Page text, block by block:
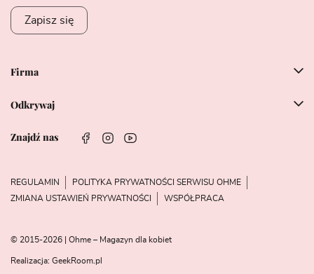
Firma
Odkrywaj
Znajdź nas
Zapisz się
REGULAMIN
POLITYKA PRYWATNOŚCI SERWISU OHME
ZMIANA USTAWIEŃ PRYWATNOŚCI
WSPÓŁPRACA
© 2015-2026 | Ohme – Magazyn dla kobiet
Realizacja: GeekRoom.pl